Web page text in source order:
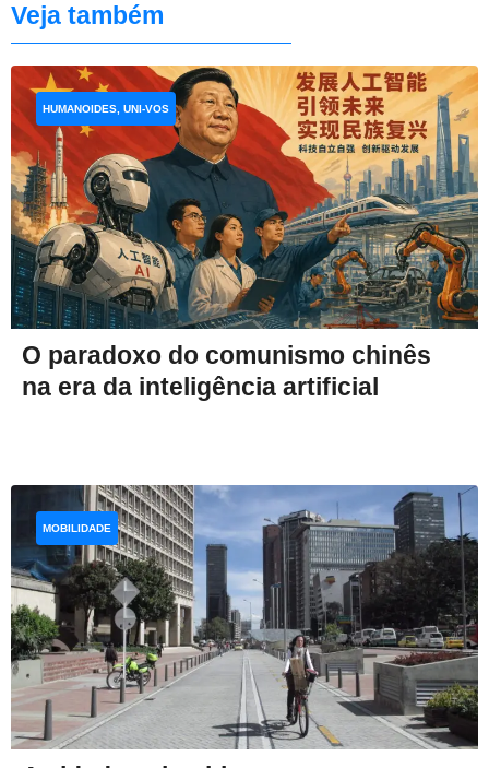
Veja também
O paradoxo do comunismo chinês
na era da inteligência artificial
HUMANOIDES, UNI-VOS
MOBILIDADE